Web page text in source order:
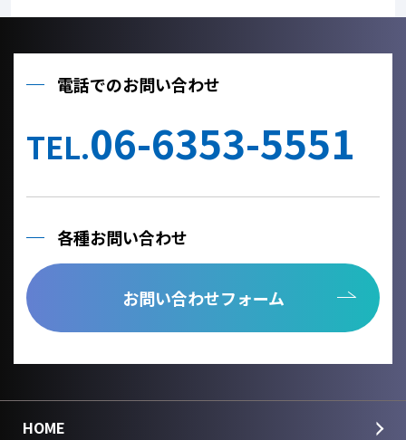
電話でのお問い合わせ
TEL.06-6353-5551
各種お問い合わせ
お問い合わせフォーム
HOME